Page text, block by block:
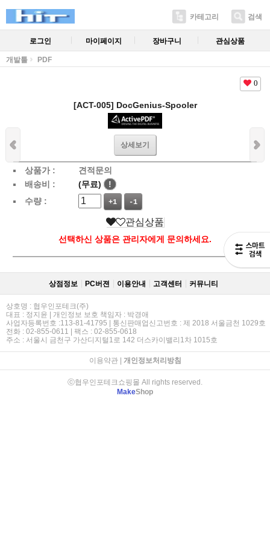
카테고리 검색
로그인 마이페이지 장바구니 관심상품
개발툴 PDF
0
[ACT-005] DocGenius-Spooler
상세보기
상품가 :
견적문의
배송비 :
(무료)
!
수량 :
+1 -1
관심상품
선택하신 상품은 관리자에게 문의하세요.
상점정보 PC버젼 이용안내 고객센터 커뮤니티
상호명 : 협우인포테크(주)
대표 : 정지윤 | 개인정보 보호 책임자 : 박경애
사업자등록번호 :113-81-41795 | 통신판매업신고번호 : 제 2018 서울금천 1029호
전화 : 02-855-0611 | 팩스 : 02-855-0618
주소 : 서울시 금천구 가산디지털1로 142 더스카이밸리1차 1015호
이용약관| 개인정보처리방침
ⓒ협우인포테크쇼핑몰 All rights reserved.
MakeShop